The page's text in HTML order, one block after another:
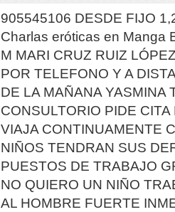
905545106 DESDE FIJO
Charlas eróticas en Manga
M MARI CRUZ RUIZ
POR TELEFONO Y A
DE LA MAÑANA YASMINA
CONSULTORIO PIDE
VIAJA CONTINUAMENTE
NIÑOS TENDRAN SUS
PUESTOS DE TRABAJO
NO QUIERO UN NIÑO
AL HOMBRE FUERTE